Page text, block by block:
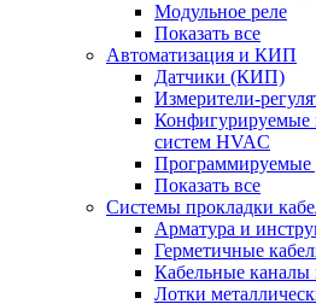
Модульное реле
Показать все
Автоматизация и КИП
Датчики (КИП)
Измерители-
Конфигурируемые
систем HVAC
Программируемые
Показать все
Системы прокладки
Арматура и
Герметичные
Кабельные каналы
Лотки